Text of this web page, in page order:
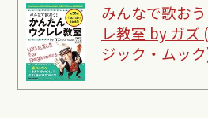
みんなで歌お
レ教室 by ガズ
ジック・ムッ